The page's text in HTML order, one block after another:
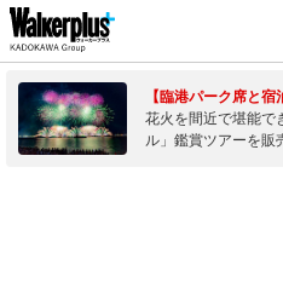
【臨港パーク席と宿
花火を間近で堪能で
ル」鑑賞ツアーを販